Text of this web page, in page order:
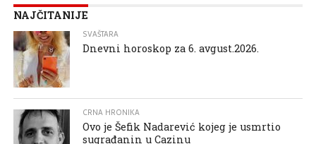
NAJČITANIJE
SVAŠTARA
Dnevni horoskop za 6. avgust.2026.
CRNA HRONIKA
Ovo je Šefik Nadarević kojeg je usmrtio
sugrađanin u Cazinu